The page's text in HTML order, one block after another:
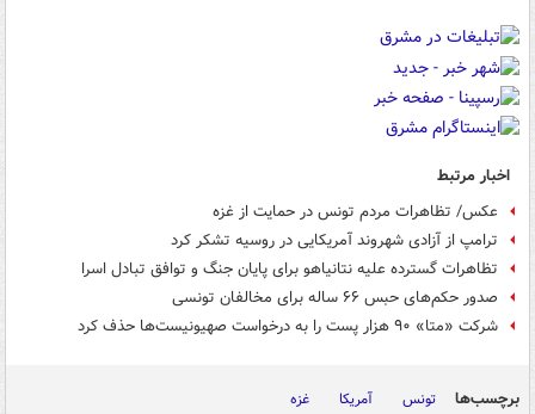
اخبار مرتبط
عکس/ تظاهرات مردم تونس در حمایت از غزه
ترامپ از آزادی شهروند آمریکایی در روسیه تشکر کرد
تظاهرات گسترده علیه نتانیاهو برای پایان جنگ و توافق تبادل اسرا
صدور حکم‌های حبس ۶۶ ساله برای مخالفان تونسی
شرکت «متا» ۹۰ هزار پست را به درخواست صهیونیست‌ها حذف کرد
برچسب‌ها تونس آمریکا غزه